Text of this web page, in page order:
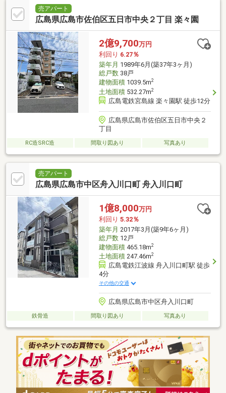
売アパート
広島県広島市佐伯区五日市中央２丁目 楽々園
2億9,700万円
利回り 6.27％
築年月 1989年6月(築37年3ヶ月)
総戸数38戸
建物面積1039.5m2
土地面積532.27m2
広島電鉄宮島線 楽々園駅 徒歩12分
広島県広島市佐伯区五日市中央２
丁目
RC造SRC造 間取り図あり 写真あり
売アパート
広島県広島市中区舟入川口町 舟入川口町
1億8,000万円
利回り 5.32％
築年月 2017年3月(築9年6ヶ月)
総戸数12戸
建物面積465.18m2
土地面積247.46m2
広島電鉄江波線 舟入川口町駅 徒歩
4分
その他の交通
広島県広島市中区舟入川口町
鉄骨造 間取り図あり 写真あり